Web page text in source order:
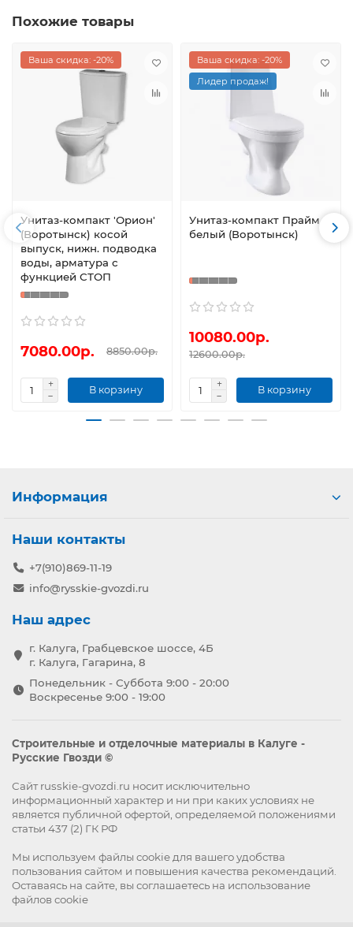
Похожие товары
Ваша скидка: -20%
Унитаз-компакт 'Орион'
(Воротынск) косой
выпуск, нижн. подводка
воды, арматура с
функцией СТОП
7080.00р. 8850.00р.
В корзину
Ваша скидка: -20%
Лидер продаж!
Унитаз-компакт Прайм
белый (Воротынск)
10080.00р.
12600.00р.
В корзину
Информация
Наши контакты
+7(910)869-11-19
info@rysskie-gvozdi.ru
Наш адрес
г. Калуга, Грабцевское шоссе, 4Б
г. Калуга, Гагарина, 8
Понедельник - Суббота 9:00 - 20:00
Воскресенье 9:00 - 19:00
Строительные и отделочные материалы в Калуге -
Русские Гвозди ©
Сайт russkie-gvozdi.ru носит исключительно
информационный характер и ни при каких условиях не
является публичной офертой, определяемой положениями
статьи 437 (2) ГК РФ
Мы используем файлы cookie для вашего удобства
пользования сайтом и повышения качества рекомендаций.
Оставаясь на сайте, вы соглашаетесь на использование
файлов cookie